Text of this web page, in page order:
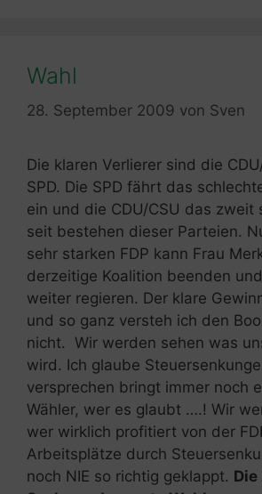
Wahl
28. September 2009 von Sven
Die klaren Verlierer sind die
SPD. Die SPD fährt das
ein und die CDU/CSU das zweit
seit bestehen dieser Parteien.
sehr starken FDP kann Frau
derzeitige Koalition beenden
weiter regieren. Der klare
und so ganz versteh ich den
nicht. Wir werden sehen was
wird. Ich glaube
versprechen bringt immer noch
Wähler, wer es glaubt ….! Wir
wer wirklich profitiert von der
Arbeitsplätze durch
noch NIE so richtig geklappt. Die